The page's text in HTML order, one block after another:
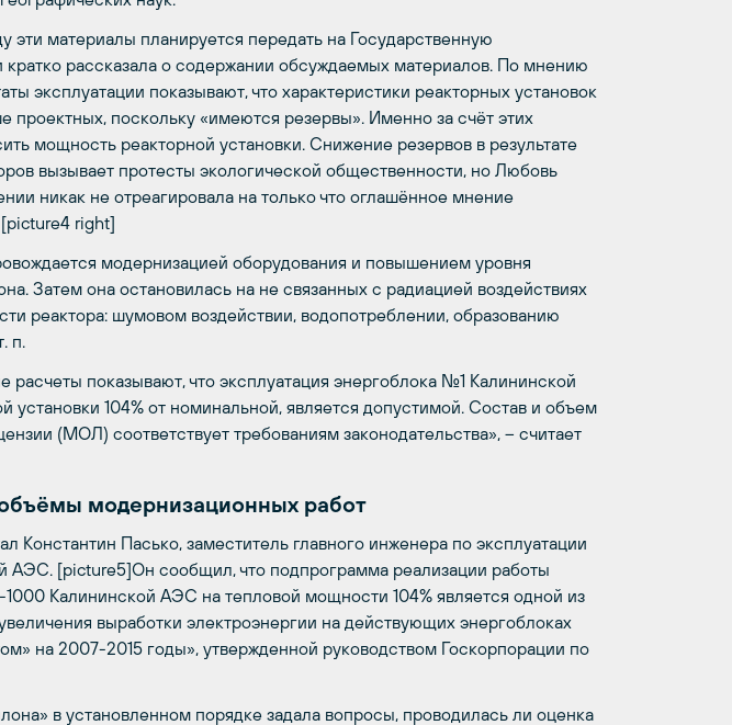
эти материалы планируется передать на Государственную
кратко рассказала о содержании обсуждаемых материалов. По мнению
эксплуатации показывают, что характеристики реакторных установок
проектных, поскольку «имеются резервы». Именно за счёт этих
мощность реакторной установки. Снижение резервов в результате
вызывает протесты экологической общественности, но Любовь
никак не отреагировала на только что оглашённое мнение
right]
модернизацией оборудования и повышением уровня
Затем она остановилась на не связанных с радиацией воздействиях
реактора: шумовом воздействии, водопотреблении, образованию
п.
расчеты показывают, что эксплуатация энергоблока №1 Калининской
104% от номинальной, является допустимой. Состав и объем
(МОЛ) соответствует требованиям законодательства», – считает
модернизационных работ
Константин Пасько, заместитель главного инженера по эксплуатации
АЭС. [picture5]Он сообщил, что подпрограмма реализации работы
Калининской АЭС на тепловой мощности 104% является одной из
выработки электроэнергии на действующих энергоблоках
на 2007-2015 годы», утвержденной руководством Госкорпорации по
в установленном порядке задала вопросы, проводилась ли оценка